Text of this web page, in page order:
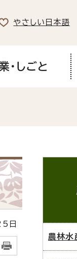
やさしい日本語
・しごと
日
農林水